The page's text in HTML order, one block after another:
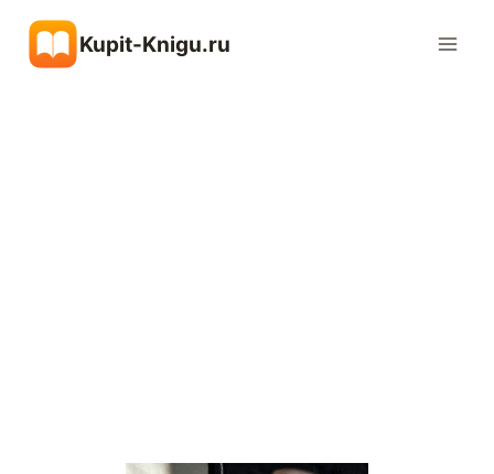
содержимому
Kupit-Knigu.ru